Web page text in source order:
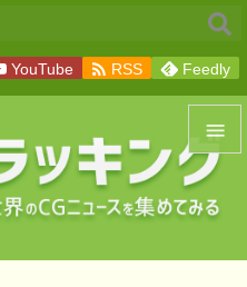


メニュ
YouTube  RSS Feedly